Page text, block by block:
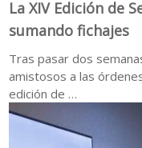
La XIV Edición de
sumando fichajes
Tras pasar dos
amistosos a las
edición de …